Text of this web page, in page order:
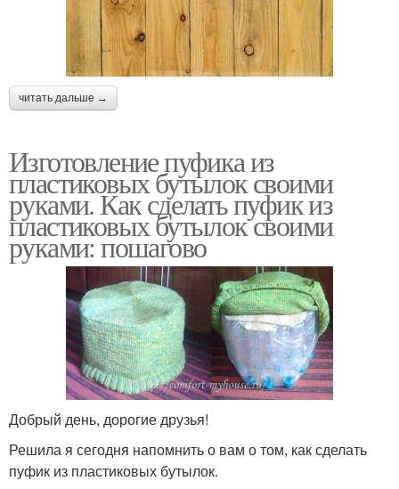
читать дальше →
Изготовление пуфика из
пластиковых бутылок своими
руками. Как сделать пуфик из
пластиковых бутылок своими
руками: пошагово
Добрый день, дорогие друзья!
Решила я сегодня напомнить о вам о том, как сделать
пуфик из пластиковых бутылок.